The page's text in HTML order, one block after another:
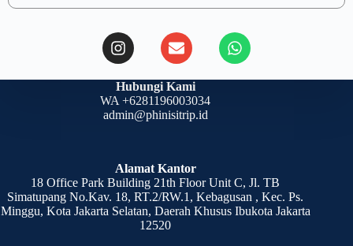
Hubungi Kami
WA +6281196003034
admin@phinisitrip.id
Alamat Kantor
18 Office Park Building 21th Floor Unit C, Jl. TB
Simatupang No.Kav. 18, RT.2/RW.1, Kebagusan , Kec. Ps.
Minggu, Kota Jakarta Selatan, Daerah Khusus Ibukota Jakarta
12520